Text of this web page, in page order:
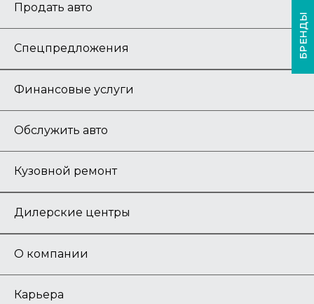
Продать авто
Спецпредложения
Финансовые услуги
Обслужить авто
Кузовной ремонт
Дилерские центры
О компании
Карьера
БРЕНДЫ